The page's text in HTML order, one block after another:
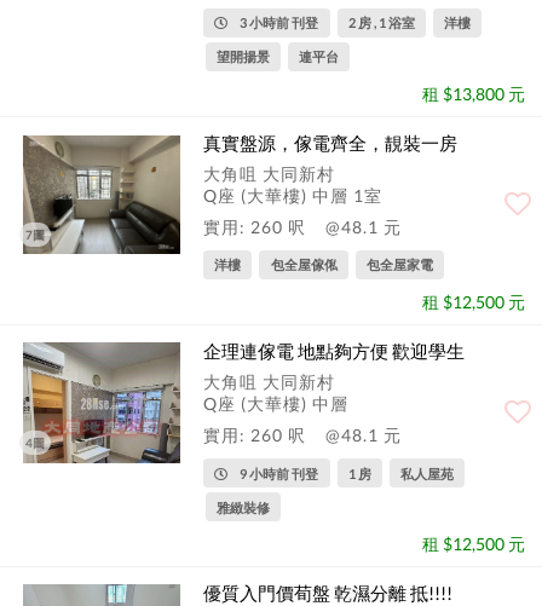
3 小時前 刊登 2 房 , 1 浴室 洋樓
望開揚景 連平台
租 $13,800 元
7圖
真實盤源，傢電齊全，靚裝一房
大角咀 大同新村
Q座 (大華樓) 中層 1室
實用: 260 呎
@48.1 元
洋樓 包全屋傢俬 包全屋家電
租 $12,500 元
4圖
企理連傢電 地點夠方便 歡迎學生
大角咀 大同新村
Q座 (大華樓) 中層
實用: 260 呎
@48.1 元
9 小時前 刊登 1 房 私人屋苑
雅緻裝修
租 $12,500 元
優質入門價荀盤 乾濕分離 抵!!!!